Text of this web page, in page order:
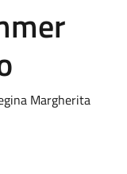
Margherita